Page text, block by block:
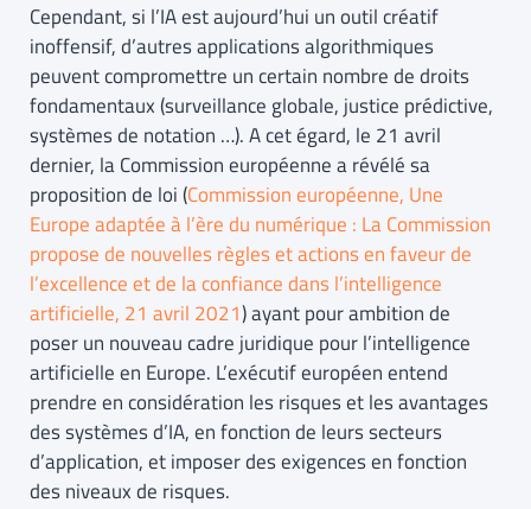
Cependant, si l’IA est aujourd’hui un outil créatif
inoffensif, d’autres applications algorithmiques
peuvent compromettre un certain nombre de droits
fondamentaux (surveillance globale, justice prédictive,
systèmes de notation …). A cet égard, le 21 avril
dernier, la Commission européenne a révélé sa
proposition de loi (Commission européenne, Une
Europe adaptée à l’ère du numérique : La Commission
propose de nouvelles règles et actions en faveur de
l’excellence et de la confiance dans l’intelligence
artificielle, 21 avril 2021) ayant pour ambition de
poser un nouveau cadre juridique pour l’intelligence
artificielle en Europe. L’exécutif européen entend
prendre en considération les risques et les avantages
des systèmes d’IA, en fonction de leurs secteurs
d’application, et imposer des exigences en fonction
des niveaux de risques.